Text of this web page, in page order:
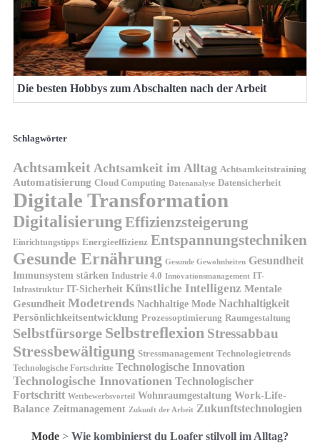
Die besten Hobbys zum Abschalten nach der Arbeit
Schlagwörter
Achtsamkeit Achtsamkeit im Alltag Achtsamkeitstraining
Automatisierung Cloud Computing Datenanalyse Datensicherheit
Digitale Transformation
Digitalisierung Effizienzsteigerung
Einrichtungstipps Energieeffizienz Entspannungstechniken
Gesunde Ernährung Gesunde Gewohnheiten Gesundheit
Immunsystem stärken Industrie 4.0 Innovationsmanagement IT-
Infrastruktur IT-Sicherheit Künstliche Intelligenz Mentale
Gesundheit Modetrends Nachhaltige Mode Nachhaltigkeit
Persönlichkeitsentwicklung Prozessoptimierung Raumgestaltung
Selbstfürsorge Selbstreflexion Stressabbau
Stressbewältigung Stressmanagement Technologietrends
Technologische Fortschritte Technologische Innovation
Technologische Innovationen Technologischer
Fortschritt Wettbewerbsvorteil Wohnraumgestaltung Work-Life-
Balance Zeitmanagement Zukunft der Arbeit Zukunftstechnologien
Mode > Wie kombinierst du Loafer stilvoll im Alltag?